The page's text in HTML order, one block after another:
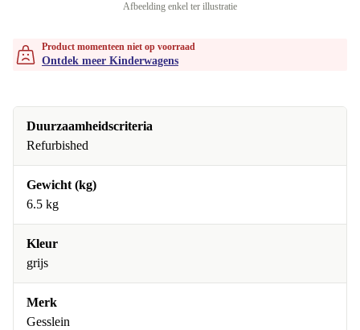
Afbeelding enkel ter illustratie
Product momenteen niet op voorraad
Ontdek meer Kinderwagens
Duurzaamheidscriteria
Refurbished
Gewicht (kg)
6.5 kg
Kleur
grijs
Merk
Gesslein